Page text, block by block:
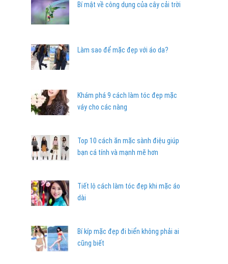
Bí mật về công dụng của cây cải trời
Làm sao để mặc đẹp với áo da?
Khám phá 9 cách làm tóc đẹp mặc
váy cho các nàng
Top 10 cách ăn mặc sành điệu giúp
bạn cá tính và mạnh mẽ hơn
Tiết lộ cách làm tóc đẹp khi mặc áo
dài
Bí kíp mặc đẹp đi biển không phải ai
cũng biết